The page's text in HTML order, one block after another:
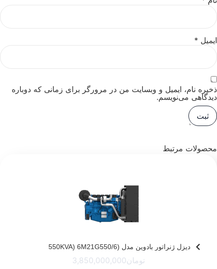
ایمیل *
ذخیره نام، ایمیل و وبسایت من در مرورگر برای زمانی که دوباره
دیدگاهی می‌نویسم.
محصولات مرتبط
دیزل ژنراتور بادوین مدل (550KVA) 6M21G550/6
تومان3,850,000,000